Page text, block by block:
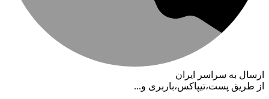
ارسال به سراسر ایران
از طریق پست،تیپاکس،باربری و...